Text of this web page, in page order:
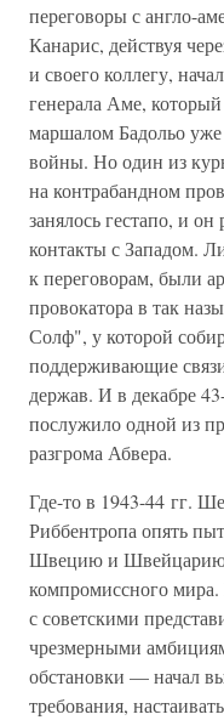
переговоры с англо-
Канарис, действуя
и своего коллегу,
генерала Аме,
маршалом Бадольо
войны. Но один из
на контрабандном
занялось гестапо, и
контакты с Западом.
к переговорам, были
провокатора в так
Солф", у которой
поддерживающие
держав. И в декабре
послужило одной из
разгрома Абвера.
Где-то в 1943-44 гг.
Риббентропа опять
Швецию и Швейцарию
компромиссного мира.
с советскими
чрезмерными
обстановки — начал
требования,